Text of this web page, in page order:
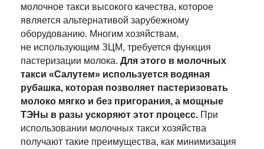
молочное такси высокого качества, которое
является альтернативой зарубежному
оборудованию. Многим хозяйствам,
не использующим ЗЦМ, требуется функция
пастеризации молока. Для этого в молочных
такси «Салутем» используется водяная
рубашка, которая позволяет пастеризовать
молоко мягко и без пригорания, а мощные
ТЭНы в разы ускоряют этот процесс. При
использовании молочных такси хозяйства
получают такие преимущества, как минимизация